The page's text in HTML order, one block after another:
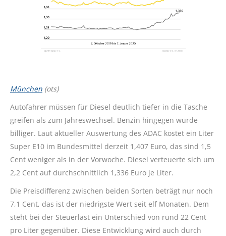
München (ots)
Autofahrer müssen für Diesel deutlich tiefer in die Tasche
greifen als zum Jahreswechsel. Benzin hingegen wurde
billiger. Laut aktueller Auswertung des ADAC kostet ein Liter
Super E10 im Bundesmittel derzeit 1,407 Euro, das sind 1,5
Cent weniger als in der Vorwoche. Diesel verteuerte sich um
2,2 Cent auf durchschnittlich 1,336 Euro je Liter.
Die Preisdifferenz zwischen beiden Sorten beträgt nur noch
7,1 Cent, das ist der niedrigste Wert seit elf Monaten. Dem
steht bei der Steuerlast ein Unterschied von rund 22 Cent
pro Liter gegenüber. Diese Entwicklung wird auch durch